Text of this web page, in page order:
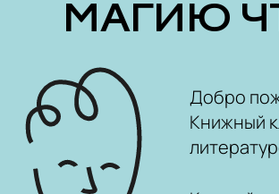
МАГИЮ
Добро
Книжный